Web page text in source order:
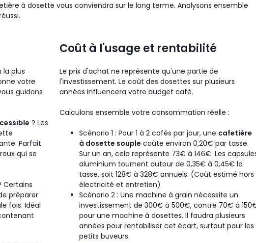
à dosette vous conviendra sur le long terme. Analysons ensemble
la plus
votre
guidons
? Les
Parfait
qui se
Certains
préparer
fois. Idéal
Coût à l'usage et rentabilité
Le prix d'achat ne représente qu'une partie de
l'investissement. Le coût des dosettes sur plusieurs
années influencera votre budget café.
Calculons ensemble votre consommation réelle :
Scénario 1 : Pour 1 à 2 cafés par jour, une cafetière
à dosette souple coûte environ 0,20€ par tasse.
Sur un an, cela représente 73€ à 146€. Les
aluminium tournent autour de 0,35€ à 0,45€ la
tasse, soit 128€ à 328€ annuels. (Coût estimé hors
électricité et entretien)
Scénario 2 : Une machine à grain nécessite un
investissement de 300€ à 500€, contre 70€ à
pour une machine à dosettes. Il faudra plusieurs
années pour rentabiliser cet écart, surtout pour les
petits buveurs.